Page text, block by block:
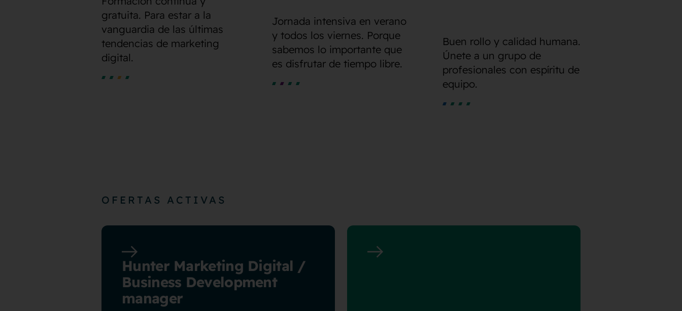
gratuita. Para estar a la
vanguardia de las últimas
tendencias de marketing
digital.
Jornada intensiva en verano
y todos los viernes. Porque
sabemos lo importante que
es disfrutar de tiempo libre.
Buen rollo y calidad humana.
Únete a un grupo de
profesionales con espíritu de
equipo.
OFERTAS ACTIVAS
Hunter Marketing Digital /
Business Development
manager